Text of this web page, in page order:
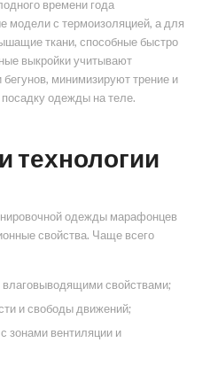
времени года
модели с термоизоляцией, а для
ткани, способные быстро
выкройки учитывают
минимизируют трение и
одежды на теле.
технологии
одежды марафонцев
свойства. Чаще всего
свойствами;
и свободы движений;
зонами вентиляции и